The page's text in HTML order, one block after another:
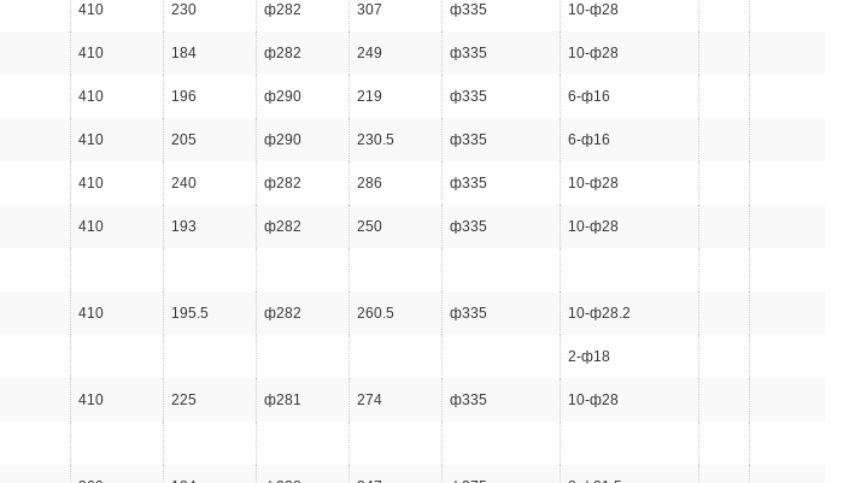
410 230 ф282 307 ф335 10-ф28
410 184 ф282 249 ф335 10-ф28
410 196 ф290 219 ф335 6-ф16
410 205 ф290 230.5 ф335 6-ф16
410 240 ф282 286 ф335 10-ф28
410 193 ф282 250 ф335 10-ф28
410 195.5 ф282 260.5 ф335 10-ф28.2
2-ф18
410 225 ф281 274 ф335 10-ф28